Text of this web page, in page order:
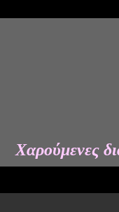
Χαρούμενες